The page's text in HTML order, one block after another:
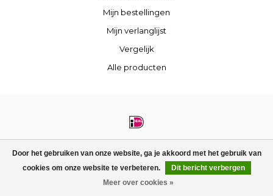
Door het gebruiken van onze website, ga je akkoord met het gebruik van
cookies om onze website te verbeteren.
Dit bericht verbergen
Meer over cookies »
Mijn bestellingen
Mijn verlanglijst
Vergelijk
Alle producten
© Copyright 2026 STIJLdepartment - Powered byLightspeed- Theme by
Dyvelopment